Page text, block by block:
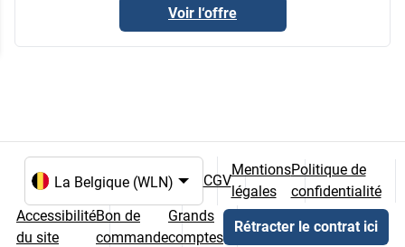
Voir l‘offre
Choix de la langue et du pays
CGV
Mentions
légales
Politique de
confidentialité
Accessibilité
du site
Bon de
commande
Grands
comptes
Rétracter le contrat ici